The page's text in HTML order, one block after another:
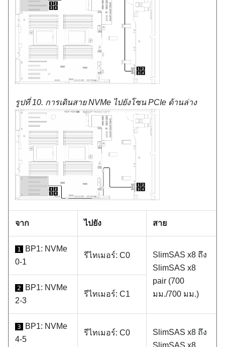
รูปที่ 10. การเดินสาย NVMe ไปยังโซน PCIe ด้านล่าง
จาก ไปยัง สาย
1
BP1: NVMe
0-1
รีไทเมอร์: C0
SlimSAS x8 ถึง
SlimSAS x8
pair (700
มม./700 มม.)
2
BP1: NVMe
2-3
รีไทเมอร์: C1
3
BP1: NVMe
4-5
รีไทเมอร์: C0
SlimSAS x8 ถึง
SlimSAS x8